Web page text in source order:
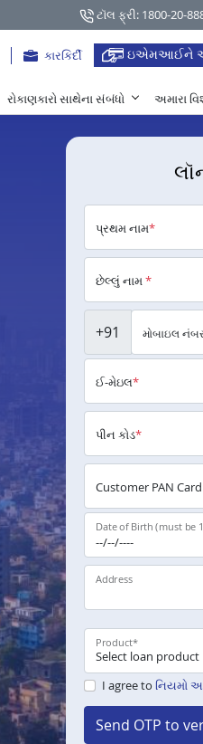
ટૉલ ફ્રી: 1800-20-
કારકિર્દી ઇએમઆઈને
રોકાણકારો સાથેના સંબંધો અમારા
પ્રથમ નામ*
છેલ્લું નામ*
+91 મોબાઇલ
ઈ-મેઇલ*
પીન કોડ*
Customer PAN Card
Date of Birth (must be
Address
Product*
I agree to નિયમો
Send OTP to